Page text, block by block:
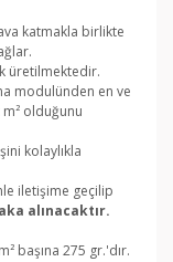
katmakla birlikte
üretilmektedir.
modulünden en ve
m² olduğunu
kolaylıkla
iletişime geçilip
alınacaktır.
başına 275 gr.'dır.